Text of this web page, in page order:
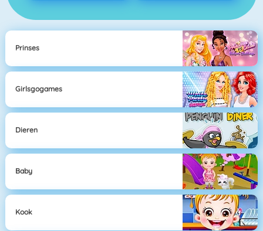
Prinses
Girlsgogames
Dieren
Baby
Kook